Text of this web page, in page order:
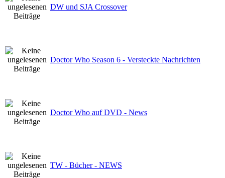
DW und SJA Crossover
Doctor Who Season 6 - Versteckte Nachrichten
Doctor Who auf DVD - News
TW - Bücher - NEWS